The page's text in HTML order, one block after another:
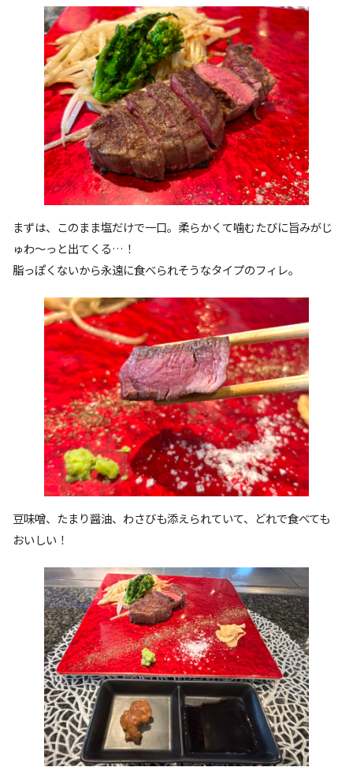
まずは、このまま塩だけで一口。柔らかくて噛むたびに旨みがじ
ゅわ〜っと出てくる…！
脂っぽくないから永遠に食べられそうなタイプのフィレ。
豆味噌、たまり醤油、わさびも添えられていて、どれで食べても
おいしい！